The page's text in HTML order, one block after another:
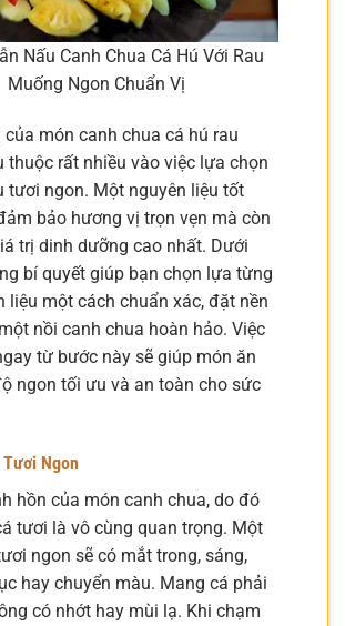
Nấu Canh Chua Cá Hú Với Rau
Muống Ngon Chuẩn Vị
của món canh chua cá hú rau
thuộc rất nhiều vào việc lựa chọn
tươi ngon. Một nguyên liệu tốt
bảo hương vị trọn vẹn mà còn
trị dinh dưỡng cao nhất. Dưới
bí quyết giúp bạn chọn lựa từng
liệu một cách chuẩn xác, đặt nền
nồi canh chua hoàn hảo. Việc
từ bước này sẽ giúp món ăn
ngon tối ưu và an toàn cho sức
Tươi Ngon
hồn của món canh chua, do đó
tươi là vô cùng quan trọng. Một
ngon sẽ có mắt trong, sáng,
hay chuyển màu. Mang cá phải
có nhớt hay mùi lạ. Khi chạm